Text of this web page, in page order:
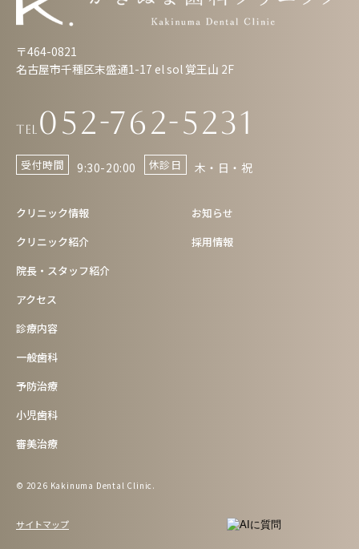
〒464-0821
名古屋市千種区末盛通1-17 el sol 覚王山 2F
Tel 052-762-5231
受付時間 9:30-20:00 休診日 木・日・祝
クリニック情報
クリニック紹介
院長・スタッフ紹介
アクセス
診療内容
一般歯科
予防治療
小児歯科
審美治療
お知らせ
採用情報
© 2026 Kakinuma Dental Clinic.
サイトマップ